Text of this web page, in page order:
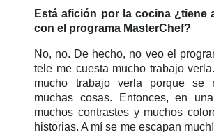
Está afición por la cocina ¿tiene
con el programa MasterChef?
No, no. De hecho, no veo el
tele me cuesta mucho trabajo
mucho trabajo verla porque se
muchas cosas. Entonces, en
muchos contrastes y muchos
historias. A mí se me escapan